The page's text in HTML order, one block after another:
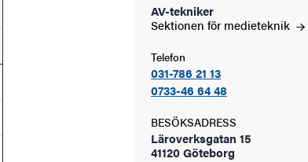
för Forskarutbildning
för Samverkan och innovation
för Om universitetet
för Kontakt
för Jobba hos oss
AV-tekniker
Sektionen förmedieteknik
Telefon
031-786 21 13
0733-46 64 48
BESÖKSADRESS
Läroverksgatan 15
41120 Göteborg